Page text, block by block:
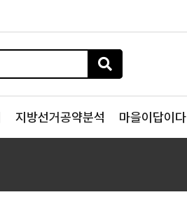
지방선거공약분석 마을이답이다